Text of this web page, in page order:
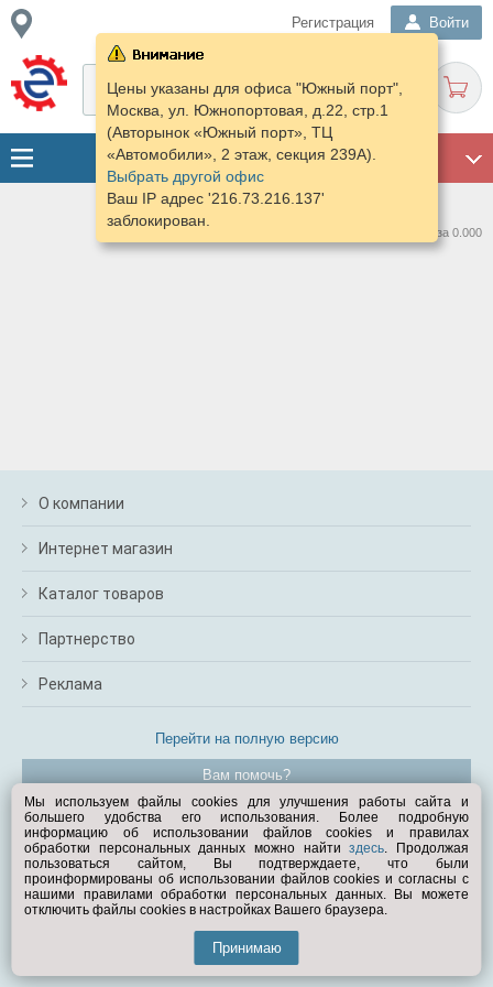
Регистрация Войти
Цены указаны для офиса "Южный порт",
Москва, ул. Южнопортовая, д.22, стр.1
(Авторынок «Южный порт», ТЦ
«Автомобили», 2 этаж, секция 239А).
Выбрать другой офис
Ваш IP адрес '216.73.216.137'
заблокирован.
Нашлось предложений: 0 за 0.000
О компании
Интернет магазин
Каталог товаров
Партнерство
Реклама
Перейти на полную версию
Вам помочь?
© Exist.ru 1998—2026
Мы используем файлы cookies для улучшения работы сайта и
большего удобства его использования. Более подробную
информацию об использовании файлов cookies и правилах
обработки персональных данных можно найтиздесь. Продолжая
пользоваться сайтом, Вы подтверждаете, что были
проинформированы об использовании файлов cookies и согласны с
нашими правилами обработки персональных данных. Вы можете
отключить файлы cookies в настройках Вашего браузера.
Принимаю